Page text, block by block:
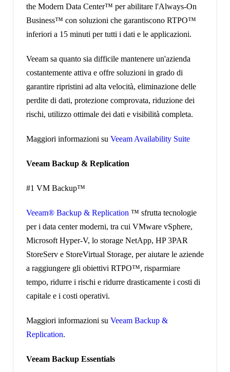
the Modern Data Center™ per abilitare l'Always-On
Business™ con soluzioni che garantiscono RTPO™
inferiori a 15 minuti per tutti i dati e le applicazioni.
Veeam sa quanto sia difficile mantenere un'azienda
costantemente attiva e offre soluzioni in grado di
garantire ripristini ad alta velocità, eliminazione delle
perdite di dati, protezione comprovata, riduzione dei
rischi, utilizzo ottimale dei dati e visibilità completa.
Maggiori informazioni su Veeam Availability Suite
Veeam Backup & Replication
#1 VM Backup™
Veeam® Backup & Replication ™ sfrutta tecnologie
per i data center moderni, tra cui VMware vSphere,
Microsoft Hyper-V, lo storage NetApp, HP 3PAR
StoreServ e StoreVirtual Storage, per aiutare le aziende
a raggiungere gli obiettivi RTPO™, risparmiare
tempo, ridurre i rischi e ridurre drasticamente i costi di
capitale e i costi operativi.
Maggiori informazioni su Veeam Backup &
Replication.
Veeam Backup Essentials